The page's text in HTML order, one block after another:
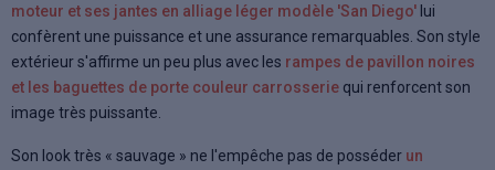
moteur et ses jantes en alliage léger modèle 'San Diego' lui
confèrent une puissance et une assurance remarquables. Son style
extérieur s'affirme un peu plus avec les rampes de pavillon noires
et les baguettes de porte couleur carrosserie qui renforcent son
image très puissante.
Son look très « sauvage » ne l'empêche pas de posséder un